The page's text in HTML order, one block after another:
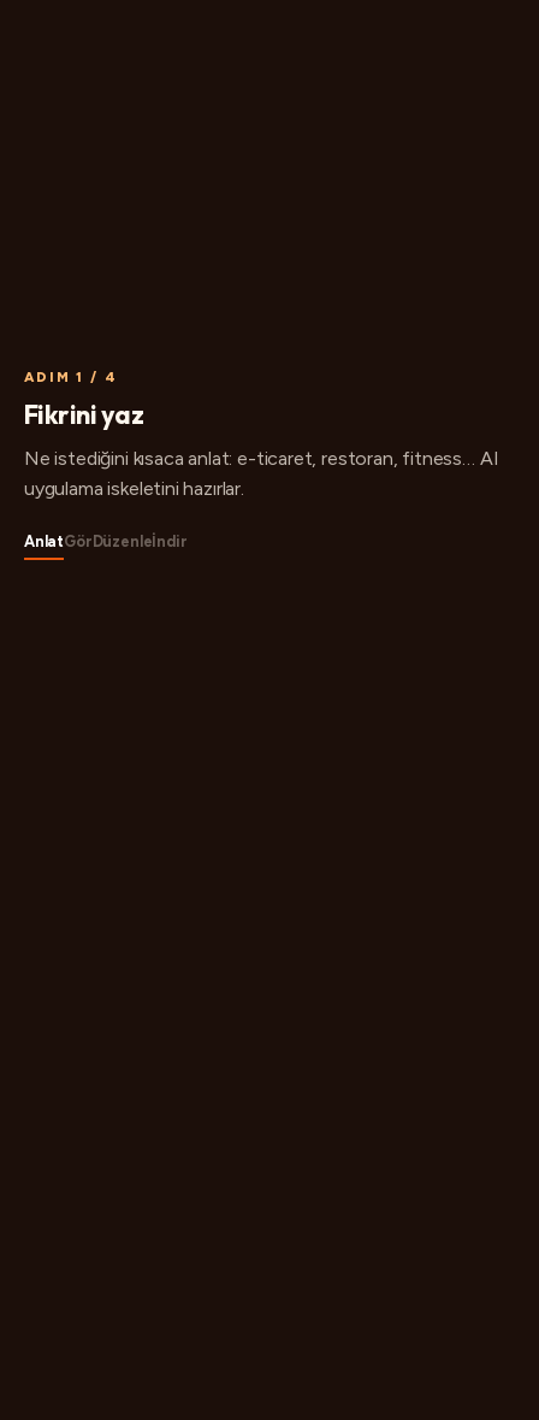
ADIM 1 / 4
Fikrini yaz
Ne istediğini kısaca anlat: e-ticaret, restoran, fitness… AI
uygulama iskeletini hazırlar.
AnlatGör Düzenleİndir